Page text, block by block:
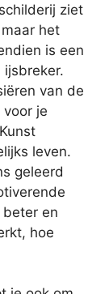
ziet
het
is een
van de
je
leven.
geleerd
en
hoe